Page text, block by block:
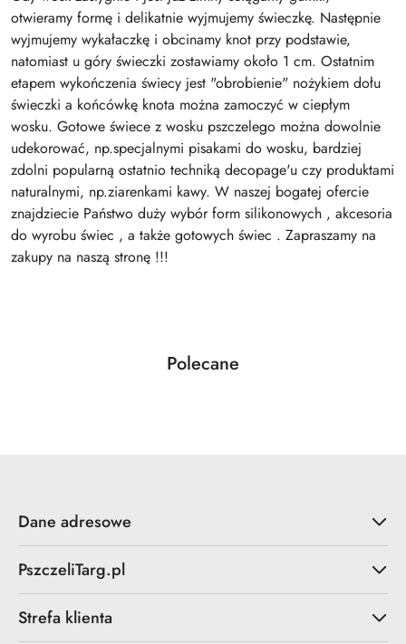
otwieramy formę i delikatnie wyjmujemy świeczkę. Następnie
wyjmujemy wykałaczkę i obcinamy knot przy podstawie,
natomiast u góry świeczki zostawiamy około 1 cm. Ostatnim
etapem wykończenia świecy jest "obrobienie" nożykiem dołu
świeczki a końcówkę knota można zamoczyć w ciepłym
wosku. Gotowe świece z wosku pszczelego można dowolnie
udekorować, np.specjalnymi pisakami do wosku, bardziej
zdolni popularną ostatnio techniką decopage'u czy produktami
naturalnymi, np.ziarenkami kawy. W naszej bogatej ofercie
znajdziecie Państwo duży wybór form silikonowych , akcesoria
do wyrobu świec , a także gotowych świec . Zapraszamy na
zakupy na naszą stronę !!!
Pomiń karuzelę produktów
Produkty
Polecane
Dane adresowe
PszczeliTarg.pl
Strefa klienta